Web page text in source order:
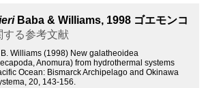
Baba & Williams, 1998 ゴエモンコ
する参考文献
B. Williams (1998) New galatheoidea
Anomura) from hydrothermal systems
Ocean: Bismarck Archipelago and Okinawa
20, 143-156.